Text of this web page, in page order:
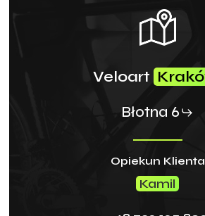
Veloart
Błotna 6
Opiekun Klienta
Kamil